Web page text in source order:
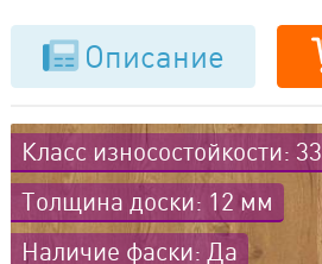
Описание
Класс износостойкости: 33
Толщина доски: 12 мм
Наличие фаски: Да